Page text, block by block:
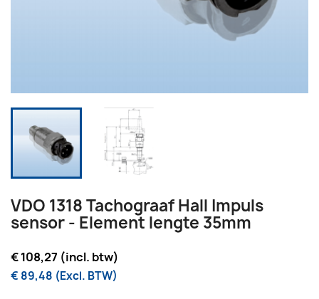
VDO 1318 Tachograaf Hall Impuls
sensor - Element lengte 35mm
€ 108,27 (incl. btw)
€ 89,48 (Excl. BTW)